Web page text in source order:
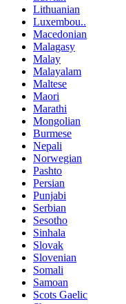
Lithuanian
Luxembou..
Macedonian
Malagasy
Malay
Malayalam
Maltese
Maori
Marathi
Mongolian
Burmese
Nepali
Norwegian
Pashto
Persian
Punjabi
Serbian
Sesotho
Sinhala
Slovak
Slovenian
Somali
Samoan
Scots Gaelic